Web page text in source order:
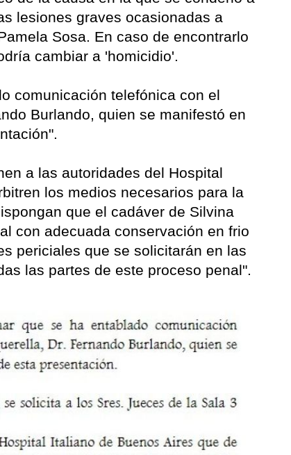
lesiones graves ocasionadas a
Sosa. En caso de encontrarlo
cambiar a 'homicidio'.
comunicación telefónica con el
Burlando, quien se manifestó en
a las autoridades del Hospital
los medios necesarios para la
que el cadáver de Silvina
con adecuada conservación en frio
periciales que se solicitarán en las
las partes de este proceso penal".